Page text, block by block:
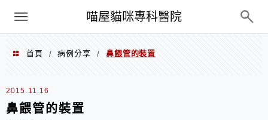
喵屋貓咪專科醫院
Menu
首頁 / 病例分享 / 鼻餵管的裝置
2015.11.16
鼻餵管的裝置